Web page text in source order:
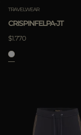
TRAVELWEAR
CRISPINFELPA-JT
$1.770